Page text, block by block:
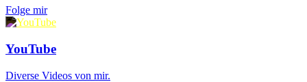
Folge mir
YouTube
Diverse Videos von mir.